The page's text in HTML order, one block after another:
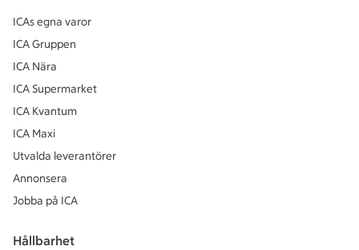
ICAs egna varor
ICA Gruppen
ICA Nära
ICA Supermarket
ICA Kvantum
ICA Maxi
Utvalda leverantörer
Annonsera
Jobba på ICA
Hållbarhet